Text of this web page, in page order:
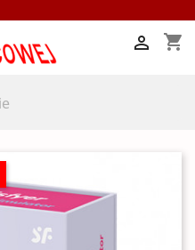
shopping_cart
